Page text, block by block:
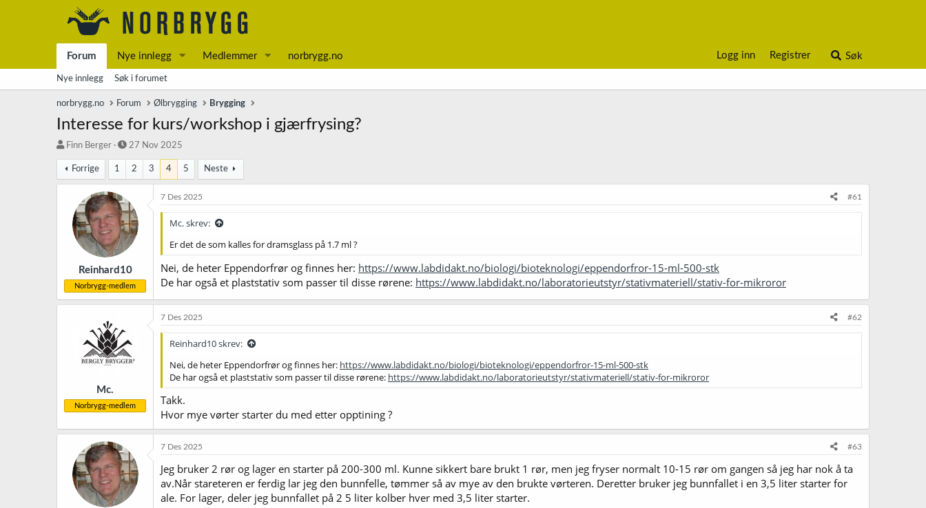
Forum Nye innlegg Medlemmer norbrygg.no Logg inn Registrer Søk
Nye innlegg Søk i forumet
norbrygg.no Forum Ølbrygging Brygging
Interesse for kurs/workshop i gjærfrysing?
T
å
d
Finn Berger
S
a
r
d
a
t
o
27 Nov 2025
Forrige 1 2 3 4 5 Neste
Reinhard10
Norbrygg-medlem
7 Des 2025 #61
Mc. skrev:
Er det de som kalles for dramsglass på 1.7 ml ?
Nei, de heter Eppendorfrør og finnes her: https://www.labdidakt.no/biologi/bioteknologi/eppendorfror-15-ml-500-stk
De har også et plaststativ som passer til disse rørene: https://www.labdidakt.no/laboratorieutstyr/stativmateriell/stativ-for-mikroror
Mc.
Norbrygg-medlem
7 Des 2025 #62
Reinhard10 skrev:
Nei, de heter Eppendorfrør og finnes her: https://www.labdidakt.no/biologi/bioteknologi/eppendorfror-15-ml-500-stk
De har også et plaststativ som passer til disse rørene: https://www.labdidakt.no/laboratorieutstyr/stativmateriell/stativ-for-mikroror
Takk.
Hvor mye vørter starter du med etter opptining ?
7 Des 2025 #63
Jeg bruker 2 rør og lager en starter på 200-300 ml. Kunne sikkert bare brukt 1 rør, men jeg fryser normalt 10-15 rør om gangen så jeg har nok å ta
av.Når stareteren er ferdig lar jeg den bunnfelle, tømmer så av mye av den brukte vørteren. Deretter bruker jeg bunnfallet i en 3,5 liter starter for
ale. For lager, deler jeg bunnfallet på 2 5 liter kolber hver med 3,5 liter starter.